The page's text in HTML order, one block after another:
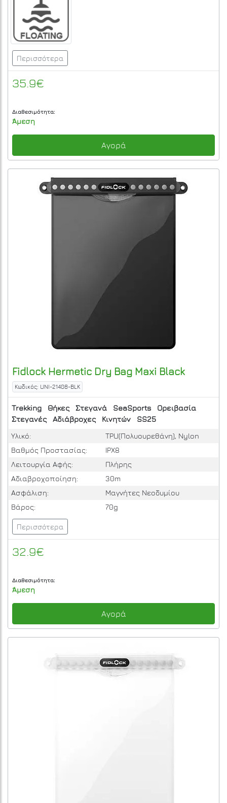
Περισσότερα
35.9€
Διαθεσιμότητα:
Άμεση
Αγορά
Fidlock Hermetic Dry Bag Maxi Black
Κωδικός: UNI-21408-BLK
Trekking Θήκες Στεγανά SeaSports
Ορειβασία
Στεγανές
Αδιάβροχες Κινητών
SS25
Υλικό:
TPU(Πολυουρεθάνη), Nylon
Βαθμός Προστασίας:
IPΧ8
Λειτουργία Αφής:
Πλήρης
Αδιαβροχοποίηση:
30m
Ασφάλιση:
Μαγνήτες Νεοδυμίου
Βάρος:
70g
Περισσότερα
32.9€
Διαθεσιμότητα:
Άμεση
Αγορά